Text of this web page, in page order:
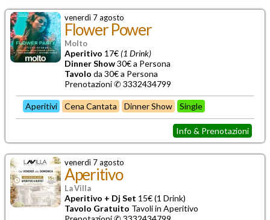
venerdì 7 agosto
Flower Power
Molto
Aperitivo 17€(1 Drink)
Dinner Show30€ a Persona
Tavolo da 30€ a Persona
Prenotazioni ✆ 3332434799
Aperitivi Cena Cantata Dinner Show Single
Info & Prenotazioni
venerdì 7 agosto
Aperitivo
La Villa
Aperitivo + Dj Set 15€ (1 Drink)
Tavolo Gratuito Tavoli in Aperitivo